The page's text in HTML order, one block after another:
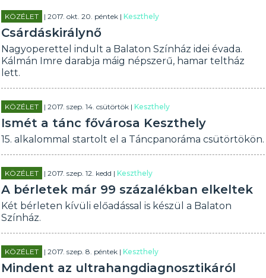
KÖZÉLET | 2017. okt. 20. péntek |Keszthely
Csárdáskirálynő
Nagyoperettel indult a Balaton Színház idei évada.
Kálmán Imre darabja máig népszerű, hamar teltház
lett.
KÖZÉLET | 2017. szep. 14. csütörtök |Keszthely
Ismét a tánc fővárosa Keszthely
15. alkalommal startolt el a Táncpanoráma csütörtökön.
KÖZÉLET | 2017. szep. 12. kedd |Keszthely
A bérletek már 99 százalékban elkeltek
Két bérleten kívüli előadással is készül a Balaton
Színház.
KÖZÉLET | 2017. szep. 8. péntek |Keszthely
Mindent az ultrahangdiagnosztikáról